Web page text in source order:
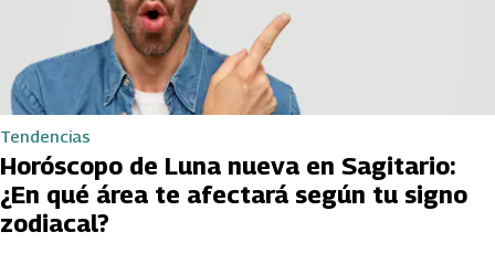
Tendencias
Horóscopo de Luna nueva en Sagitario:
¿En qué área te afectará según tu signo
zodiacal?